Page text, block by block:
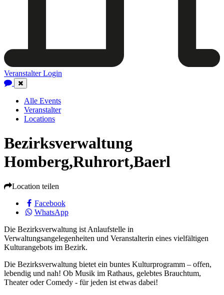
Veranstalter Login
Close
Navigation
Alle Events
Veranstalter
Locations
Bezirksverwaltung
Homberg,Ruhrort,Baerl
Location teilen
Facebook
WhatsApp
Die Bezirksverwaltung ist Anlaufstelle in
Verwaltungsangelegenheiten und Veranstalterin eines vielfältigen
Kulturangebots im Bezirk.
Die Bezirksverwaltung bietet ein buntes Kulturprogramm – offen,
lebendig und nah! Ob Musik im Rathaus, gelebtes Brauchtum,
Theater oder Comedy - für jeden ist etwas dabei!